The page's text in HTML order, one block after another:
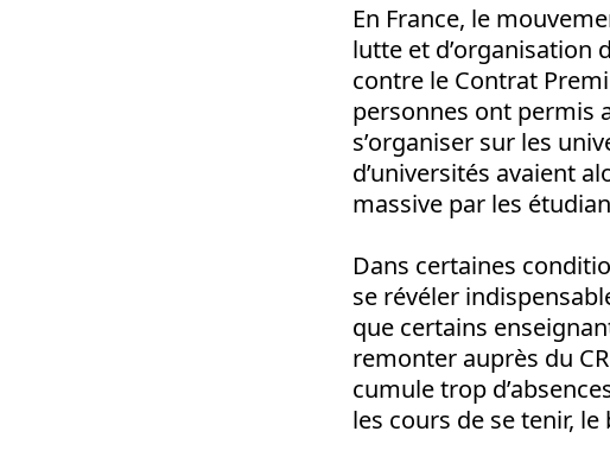
En France, le
lutte et d’organisation
contre le Contrat
personnes ont permis
s’organiser sur les
d’universités avaient
massive par les
Dans certaines
se révéler
que certains
remonter auprès du
cumule trop
les cours de se tenir,